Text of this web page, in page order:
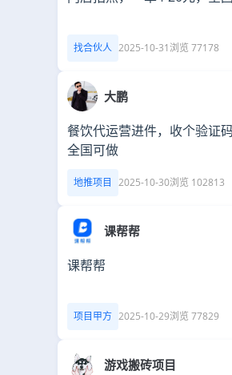
找合伙人 2025-10-31 浏览 77178
大鹏
餐饮代运营进件，收个验证
全国可做
地推项目 2025-10-30浏览 102813
课帮帮
课帮帮
项目甲方 2025-10-29浏览 77829
游戏搬砖项目